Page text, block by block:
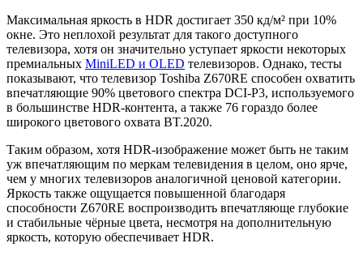
Максимальная яркость в HDR достигает 350 кд/м² при 10%
окне. Это неплохой результат для такого доступного
телевизора, хотя он значительно уступает яркости некоторых
премиальных MiniLED и OLED телевизоров. Однако, тесты
показывают, что телевизор Toshiba Z670RE способен охватить
впечатляющие 90% цветового спектра DCI-P3, используемого
в большинстве HDR-контента, а также 76 гораздо более
широкого цветового охвата BT.2020.
Таким образом, хотя HDR-изображение может быть не таким
уж впечатляющим по меркам телевидения в целом, оно ярче,
чем у многих телевизоров аналогичной ценовой категории.
Яркость также ощущается повышенной благодаря
способности Z670RE воспроизводить впечатляюще глубокие
и стабильные чёрные цвета, несмотря на дополнительную
яркость, которую обеспечивает HDR.